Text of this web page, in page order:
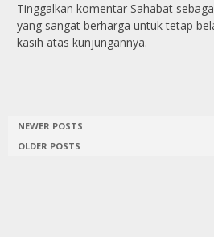
Tinggalkan komentar Sahabat
yang sangat berharga untuk tetap
kasih atas kunjungannya.
NEWER POSTS
OLDER POSTS